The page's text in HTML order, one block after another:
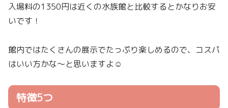
入場料の1350円は近くの水族館と比較するとかなりお安
いです！
館内ではたくさんの展示でたっぷり楽しめるので、コスパ
はいい方かな〜と思いますよ☺
特徴5つ